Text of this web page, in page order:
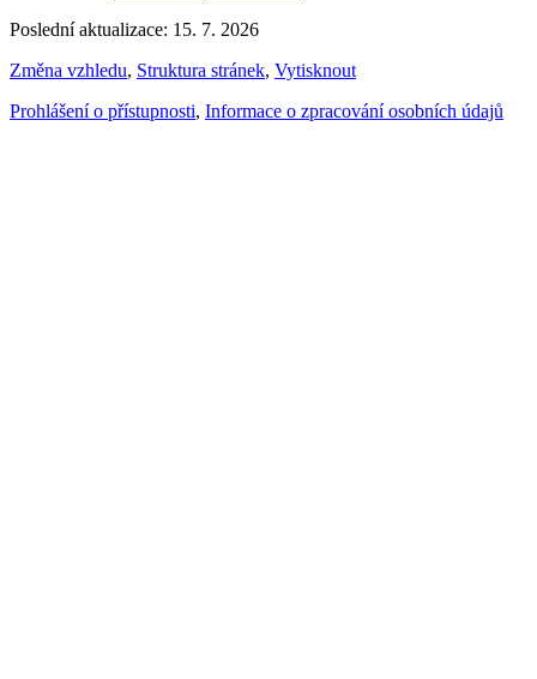
Poslední aktualizace: 15. 7. 2026
Změna vzhledu, Struktura stránek, Vytisknout
Prohlášení o přístupnosti, Informace o zpracování osobních údajů